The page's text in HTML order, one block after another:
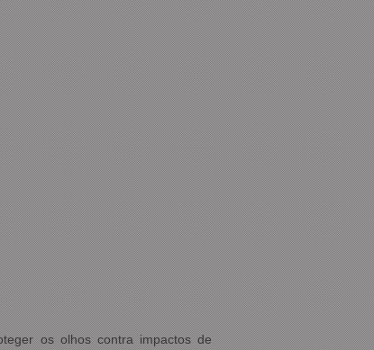
os olhos contra impactos de